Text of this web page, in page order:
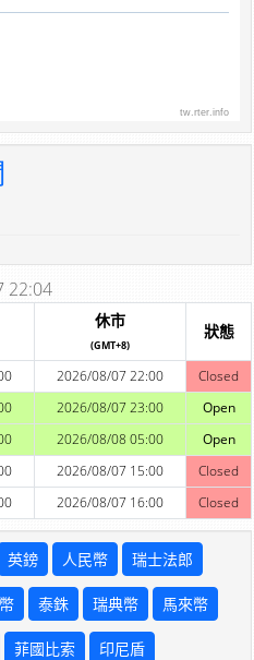
tw.rter.info
22:04
休市
(GMT+8)
狀態
2026/08/07 22:00
Closed
2026/08/07 23:00
Open
2026/08/08 05:00
Open
2026/08/07 15:00
Closed
2026/08/07 16:00 Closed
英鎊 人民幣 瑞士法郎
泰銖 瑞典幣 馬來幣
菲國比索 印尼盾